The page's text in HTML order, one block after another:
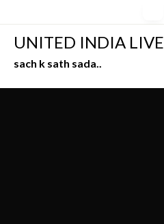
to
content
UNITED INDIA LIVE
sach k sath sada..